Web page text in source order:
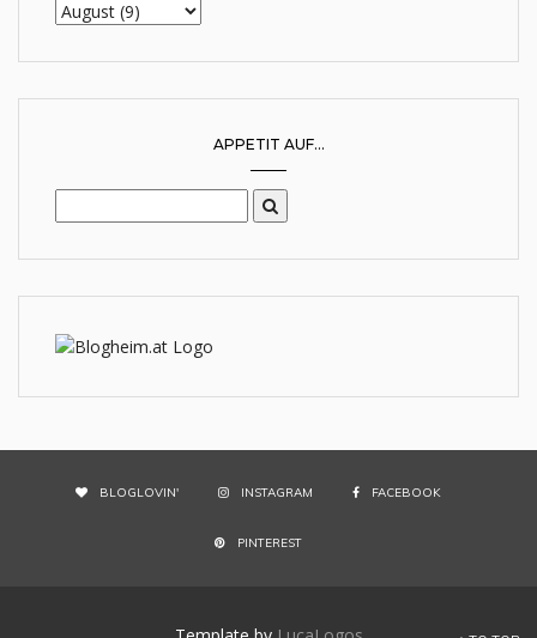
APPETIT AUF...
BLOGLOVIN' INSTAGRAM FACEBOOK
PINTEREST